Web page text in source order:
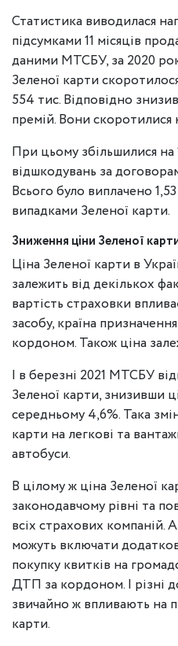
Статистика виводилася
підсумками 11 місяців
даними МТСБУ, за 2020
Зеленої карти
554 тис. Відповідно
премій. Вони скоротилися
При цьому збільшилися
відшкодувань за
Всього було виплачено
випадками Зеленої карти.
Зниження ціни Зеленої
Ціна Зеленої карти в
залежить від декількох
вартість страховки
засобу, країна
кордоном. Також ціна
І в березні 2021 МТСБУ
Зеленої карти, знизивши
середньому 4,6%. Така
карти на легкові та
автобуси.
В цілому ж ціна Зеленої
законодавчому рівні та
всіх страхових компаній.
можуть включати
покупку квитків на
ДТП за кордоном. І різні
звичайно ж впливають на
карти.